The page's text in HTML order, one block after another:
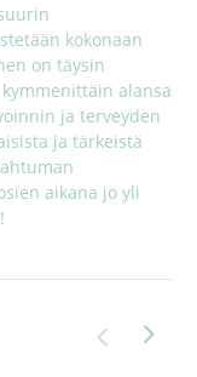
kokonaan
on täysin
alansa
ja terveyden
ja tärkeistä
aikana jo yli